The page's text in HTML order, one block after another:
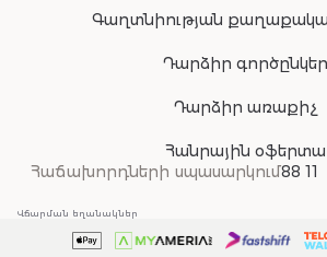
Գաղտնիության
Դարձիր գործընկեր
Դարձիր առաքիչ
Հանրային օֆերտա
Հաճախորդների սպասարկում88 11
Վճարման եղանակներ